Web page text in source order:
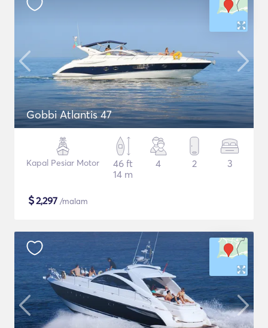
Gobbi Atlantis 47
Kapal Pesiar Motor
46 ft
14 m
4 2 3
$2,297 /malam